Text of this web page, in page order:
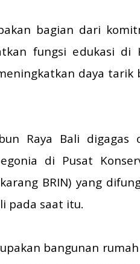
bagian dari
fungsi edukasi di
daya tarik
Raya Bali
di Pusat
BRIN) yang
pada saat itu.
bangunan